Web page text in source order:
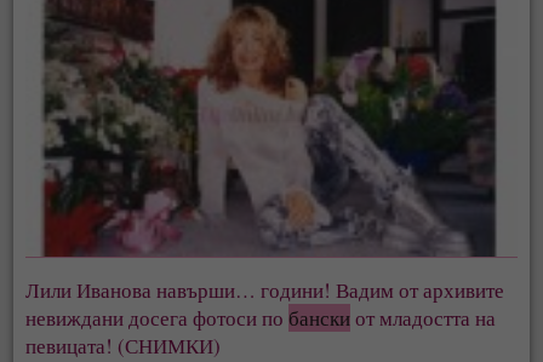
Лили Иванова навърши… години! Вадим от архивите
невиждани досега фотоси по банскиот младостта на
певицата! (СНИМКИ)